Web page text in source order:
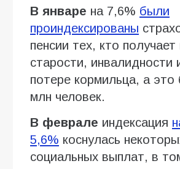
В январе на 7,6% были
проиндексированы
пенсии тех, кто
старости, инвалидности
потере кормильца, а это
млн человек.
В феврале индексация
5,6% коснулась
социальных выплат, в